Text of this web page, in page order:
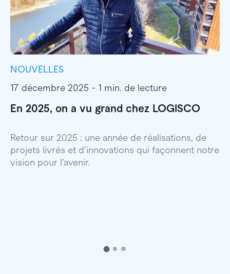
NOUVELLES
17 décembre 2025 - 1 min. de lecture
En 2025, on a vu grand chez LOGISCO
Retour sur 2025 : une année de réalisations, de
projets livrés et d’innovations qui façonnent notre
vision pour l’avenir.